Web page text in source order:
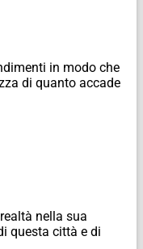
in modo che
di quanto accade
nella sua
questa città e di